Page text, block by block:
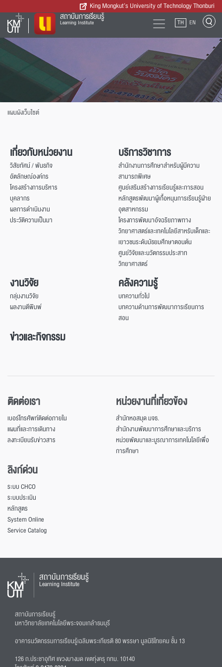
King Mongkut’s University of Technology Thonburi
สถาบันการเรียนรู้
Learning Institute TH EN
แผนผังเว็บไซต์
เกี่ยวกับหน่วยงาน
วิสัยทัศน์ / พันธกิจ
อัตลักษณ์องค์กร
โครงสร้างการบริหาร
บุคลากร
ผลการดำเนินงาน
ประวัติความเป็นมา
บริการวิชาการ
สำนักงานการศึกษาสำหรับผู้มีความ
สามารถพิเศษ
ศูนย์เสริมสร้างการเรียนรู้และการสอน
หลักสูตรพัฒนาผู้เกื้อหนุนการเรียนรู้ฝ่าย
อุตสาหกรรม
โครงการพัฒนาอัจฉริยภาพทาง
วิทยาศาสตร์และเทคโนโลยีสาหรับเด็กและ
เยาวชนระดับมัธยมศึกษาตอนต้น
ศูนย์วิจัยและนวัตกรรมประสาท
วิทยาศาสตร์
งานวิจัย
กลุ่มงานวิจัย
ผลงานตีพิมพ์
คลังความรู้
บทความทั่วไป
บทความด้านการพัฒนาการเรียนการ
สอน
ข่าวและกิจกรรม
ติดต่อเรา
เบอร์โทรศัพท์ติดต่อภายใน
แผนที่และการเดินทาง
ลงทะเบียนรับข่าวสาร
หน่วยงานที่เกี่ยวข้อง
สำนักหอสมุด มจธ.
สำนักงานพัฒนาการศึกษาและบริการ
หน่วยพัฒนาและบูรณาการเทคโนโลยีเพื่อ
การศึกษา
ลิงก์ด่วน
ระบบ CHCO
ระบบประเมิน
หลักสูตร
System Online
Service Catalog
สถาบันการเรียนรู้
Learning Institute
สถาบันการเรียนรู้
มหาวิทยาลัยเทคโนโลยีพระจอมเกล้าธนบุรี
อาคารนวัตกรรมการเรียนรู้เฉลิมพระเกียรติ 80 พรรษา มูลนิธิไทยคม ชั้น 13
126 ถ.ประชาอุทิศ แขวงบางมด เขตทุ่งครุ กทม. 10140